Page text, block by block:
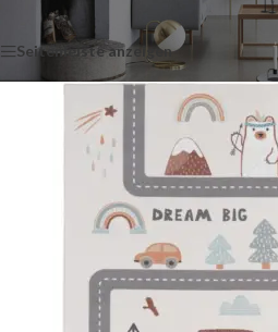
Einzelnes Ergebnis wird angezeigt
Seitenleiste anzeigen